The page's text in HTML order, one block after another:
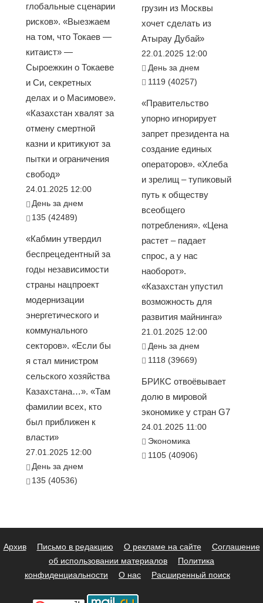
глобальные сценарии
рисков». «Выезжаем
на том, что Токаев —
китаист» —
Сыроежкин о Токаеве
и Си, секретных
делах и о Масимове».
«Казахстан хвалят за
отмену смертной
казни и критикуют за
пытки и ограничения
свобод»
24.01.2025 12:00
День за днем
135 (42489)
«Кабмин утвердил
беспрецедентный за
годы независимости
страны нацпроект
модернизации
энергетического и
коммунального
секторов». «Если бы
я стал министром
сельского хозяйства
Казахстана…». «Там
фамилии всех, кто
был приближен к
власти»
27.01.2025 12:00
День за днем
135 (40536)
грузин из Москвы
хочет сделать из
Атырау Дубай»
22.01.2025 12:00
День за днем
1119 (40257)
«Правительство
упорно игнорирует
запрет президента на
создание единых
операторов». «Хлеба
и зрелищ – тупиковый
путь к обществу
всеобщего
потребления». «Цена
растет – падает
спрос, а у нас
наоборот».
«Казахстан упустил
возможность для
развития майнинга»
21.01.2025 12:00
День за днем
1118 (39669)
БРИКС отвоёвывает
долю в мировой
экономике у стран G7
24.01.2025 11:00
Экономика
1105 (40906)
Архив Письмо в редакцию О рекламе на сайте
Соглашение
об использовании материалов
Политика
конфиденциальности
О нас Расширенный поиск